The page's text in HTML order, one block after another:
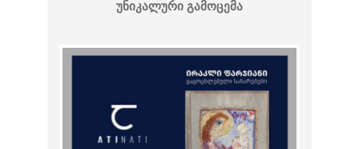
უნიკალური გამოცემა